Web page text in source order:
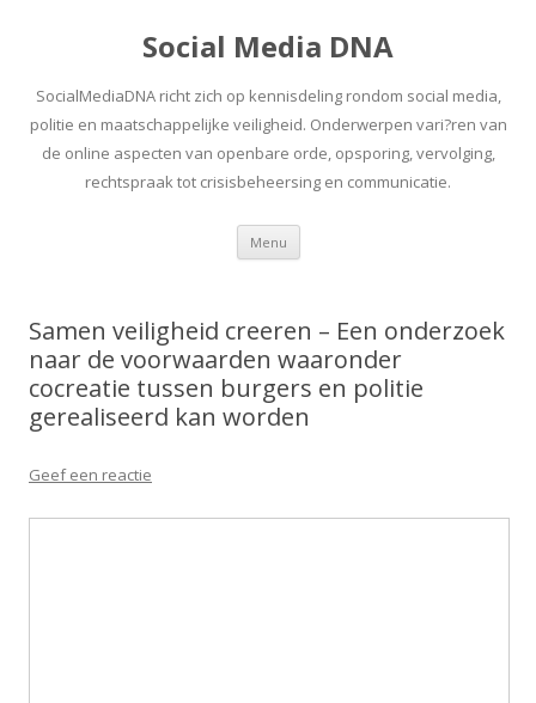
Social Media DNA
SocialMediaDNA richt zich op kennisdeling rondom social media,
politie en maatschappelijke veiligheid. Onderwerpen vari?ren van
de online aspecten van openbare orde, opsporing, vervolging,
rechtspraak tot crisisbeheersing en communicatie.
Menu Spring
inhoud
Samen veiligheid creeren – Een onderzoek
naar de voorwaarden waaronder
cocreatie tussen burgers en politie
gerealiseerd kan worden
Geef een reactie